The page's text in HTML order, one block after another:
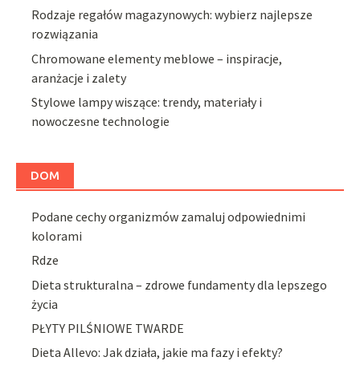
Rodzaje regałów magazynowych: wybierz najlepsze
rozwiązania
Chromowane elementy meblowe – inspiracje,
aranżacje i zalety
Stylowe lampy wiszące: trendy, materiały i
nowoczesne technologie
DOM
Podane cechy organizmów zamaluj odpowiednimi
kolorami
Rdze
Dieta strukturalna – zdrowe fundamenty dla lepszego
życia
PŁYTY PILŚNIOWE TWARDE
Dieta Allevo: Jak działa, jakie ma fazy i efekty?